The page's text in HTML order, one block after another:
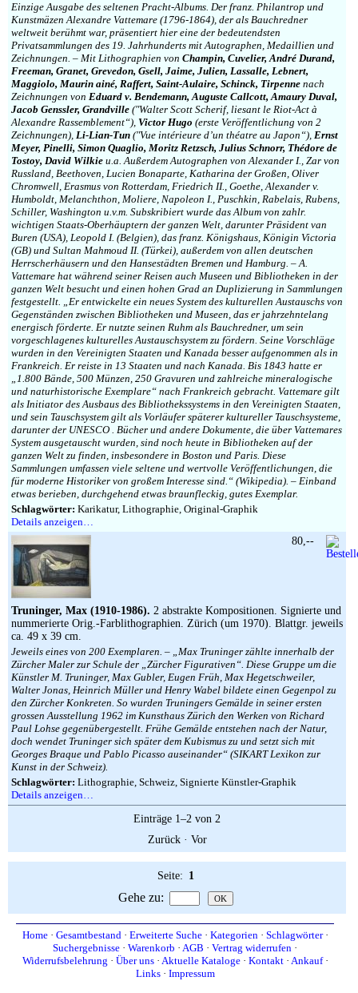
Einzige Ausgabe des seltenen Pracht-Albums. Der franz. Philantrop und
Kunstmäzen Alexandre Vattemare (1796-1864), der als Bauchredner
weltweit berühmt war, präsentiert hier eine der bedeutendsten
Privatsammlungen des 19. Jahrhunderts mit Autographen, Medaillien und
Zeichnungen. – Mit Lithographien von Champin, Cuvelier, André Durand,
Freeman, Granet, Grevedon, Gsell, Jaime, Julien, Lassalle, Lebnert,
Maggiolo, Maurin ainé, Raffert, Saint-Aulaire, Schinck, Tirpenne nach
Zeichnungen von Eduard v. Bendemann, Auguste Callcott, Amaury Duval,
Jacob Genssler, Grandville (″Walter Scott Scherif, liesant le Riot-Act à
Alexandre Rassemblement“), Victor Hugo (erste Veröffentlichung von 2
Zeichnungen), Li-Lian-Tun (″Vue intérieure d’un théatre au Japon“), Ernst
Meyer, Pinelli, Simon Quaglio, Moritz Retzsch, Julius Schnorr, Thédore de
Tostoy, David Wilkie u.a. Außerdem Autographen von Alexander I., Zar von
Russland, Beethoven, Lucien Bonaparte, Katharina der Großen, Oliver
Chromwell, Erasmus von Rotterdam, Friedrich II., Goethe, Alexander v.
Humboldt, Melanchthon, Moliere, Napoleon I., Puschkin, Rabelais, Rubens,
Schiller, Washington u.v.m. Subskribiert wurde das Album von zahlr.
wichtigen Staats-Oberhäuptern der ganzen Welt, darunter Präsident van
Buren (USA), Leopold I. (Belgien), das franz. Königshaus, Königin Victoria
(GB) und Sultan Mahmoud II. (Türkei), außerdem von allen deutschen
Herrscherhäusern und den Hansestädten Bremen und Hamburg. – A.
Vattemare hat während seiner Reisen auch Museen und Bibliotheken in der
ganzen Welt besucht und einen hohen Grad an Duplizierung in Sammlungen
festgestellt. „Er entwickelte ein neues System des kulturellen Austauschs von
Gegenständen zwischen Bibliotheken und Museen, das er jahrzehntelang
energisch förderte. Er nutzte seinen Ruhm als Bauchredner, um sein
vorgeschlagenes kulturelles Austauschsystem zu fördern. Seine Vorschläge
wurden in den Vereinigten Staaten und Kanada besser aufgenommen als in
Frankreich. Er reiste in 13 Staaten und nach Kanada. Bis 1843 hatte er
„1.800 Bände, 500 Münzen, 250 Gravuren und zahlreiche mineralogische
und naturhistorische Exemplare“ nach Frankreich gebracht. Vattemare gilt
als Initiator des Ausbaus des Bibliothekssystems in den Vereinigten Staaten,
und sein Tauschsystem gilt als Vorläufer späterer kultureller Tauschsysteme,
darunter der UNESCO . Bücher und andere Dokumente, die über Vattemares
System ausgetauscht wurden, sind noch heute in Bibliotheken auf der
ganzen Welt zu finden, insbesondere in Boston und Paris. Diese
Sammlungen umfassen viele seltene und wertvolle Veröffentlichungen, die
für moderne Historiker von großem Interesse sind.“ (Wikipedia). – Einband
etwas berieben, durchgehend etwas braunfleckig, gutes Exemplar.
Schlagwörter: Karikatur, Lithographie, Original-Graphik
Details anzeigen…
Truninger, Max (1910-1986). 2 abstrakte Kompositionen. Signierte und
nummerierte Orig.-Farblithographien. Zürich (um 1970). Blattgr. jeweils
ca. 49 x 39 cm.
Jeweils eines von 200 Exemplaren. – „Max Truninger zählte innerhalb der
Zürcher Maler zur Schule der „Zürcher Figurativen“. Diese Gruppe um die
Künstler M. Truninger, Max Gubler, Eugen Früh, Max Hegetschweiler,
Walter Jonas, Heinrich Müller und Henry Wabel bildete einen Gegenpol zu
den Zürcher Konkreten. So wurden Truningers Gemälde in seiner ersten
grossen Ausstellung 1962 im Kunsthaus Zürich den Werken von Richard
Paul Lohse gegenübergestellt. Frühe Gemälde entstehen nach der Natur,
doch wendet Truninger sich später dem Kubismus zu und setzt sich mit
Georges Braque und Pablo Picasso auseinander“ (SIKART Lexikon zur
Kunst in der Schweiz).
Schlagwörter: Lithographie, Schweiz, Signierte Künstler-Graphik
Details anzeigen…
80,--
Einträge 1–2 von 2
Zurück· Vor
Seite: 1
Gehe zu:
Home· Gesamtbestand· Erweiterte Suche· Kategorien· Schlagwörter·
Suchergebnisse · Warenkorb · AGB · Vertrag widerrufen ·
Widerrufsbelehrung · Über uns· Aktuelle Kataloge· Kontakt· Ankauf·
Links· Impressum